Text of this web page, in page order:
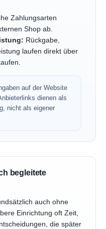
Zahlungsarten
Shop ab.
Rückgabe,
laufen direkt über
auf der Website
dienen als
nicht als eigener
begleitete
auch ohne
Einrichtung oft Zeit,
die später